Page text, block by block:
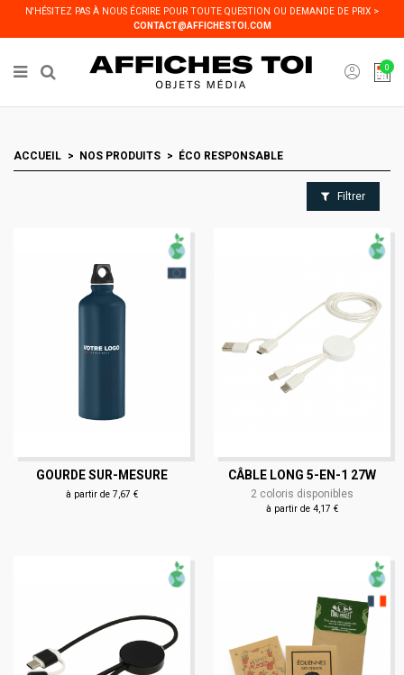
N'HÉSITEZ PAS À NOUS ÉCRIRE POUR TOUTE QUESTION OU DEMANDE DE PRIX >
CONTACT@AFFICHESTOI.COM
0
ACCUEIL NOS PRODUITS ÉCO RESPONSABLE
Filtrer
GOURDE SUR-MESURE
à partir de 7,67 €
CÂBLE LONG 5-EN-1 27W
2 coloris disponibles
à partir de 4,17 €
Panneau de gestion des cookies